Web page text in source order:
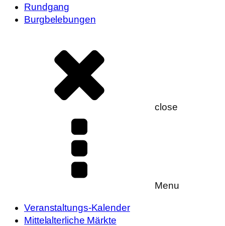
Rundgang
Burgbelebungen
close
Menu
Veranstaltungs-Kalender
Mittelalterliche Märkte